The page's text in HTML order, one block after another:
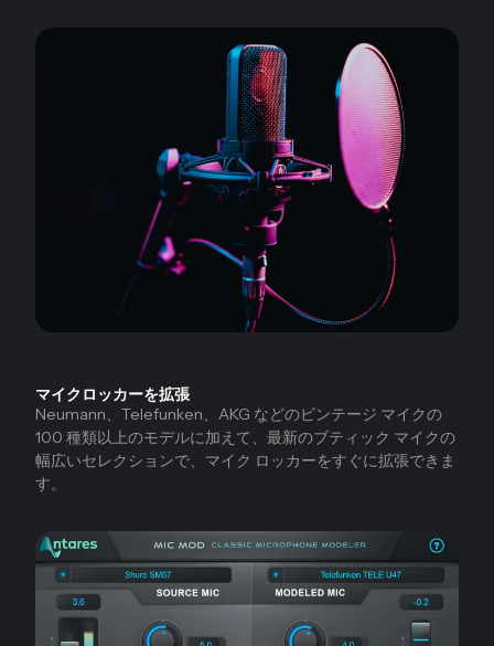
マイクロッカーを拡張
Neumann、Telefunken、AKG などのビンテージ マイクの
100 種類以上のモデルに加えて、最新のブティック マイクの
幅広いセレクションで、マイク ロッカーをすぐに拡張できま
す。